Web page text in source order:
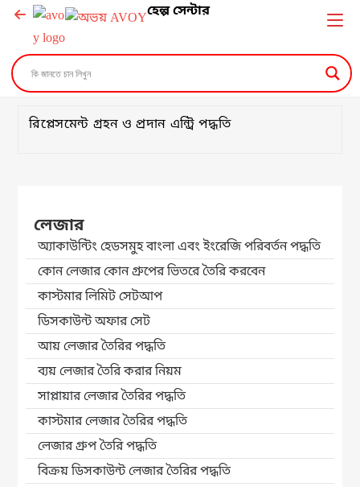
হেল্প সেন্টার
রিপ্লেসমেন্ট গ্রহন ও প্রদান এন্ট্রি পদ্ধতি
লেজার
অ্যাকাউন্টিং হেডসমুহ বাংলা এবং ইংরেজি পরিবর্তন পদ্ধতি
কোন লেজার কোন গ্রুপের ভিতরে তৈরি করবেন
কাস্টমার লিমিট সেটআপ
ডিসকাউন্ট অফার সেট
আয় লেজার তৈরির পদ্ধতি
ব্যয় লেজার তৈরি করার নিয়ম
সাপ্লায়ার লেজার তৈরির পদ্ধতি
কাস্টমার লেজার তৈরির পদ্ধতি
লেজার গ্রুপ তৈরি পদ্ধতি
বিক্রয় ডিসকাউন্ট লেজার তৈরির পদ্ধতি